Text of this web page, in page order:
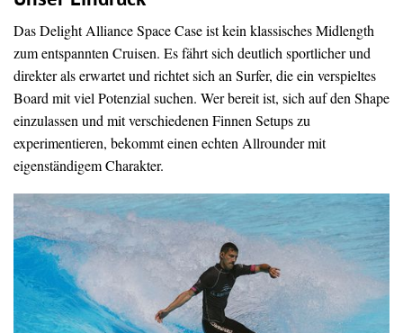
Das Delight Alliance Space Case ist kein klassisches Midlength
zum entspannten Cruisen. Es fährt sich deutlich sportlicher und
direkter als erwartet und richtet sich an Surfer, die ein verspieltes
Board mit viel Potenzial suchen. Wer bereit ist, sich auf den Shape
einzulassen und mit verschiedenen Finnen Setups zu
experimentieren, bekommt einen echten Allrounder mit
eigenständigem Charakter.